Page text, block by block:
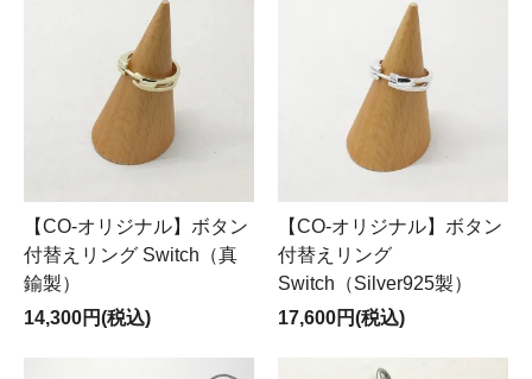
【CO-オリジナル】ボタン
付替えリング Switch（真
鍮製）
14,300円(税込)
【CO-オリジナル】ボタン
付替えリング
Switch（Silver925製）
17,600円(税込)